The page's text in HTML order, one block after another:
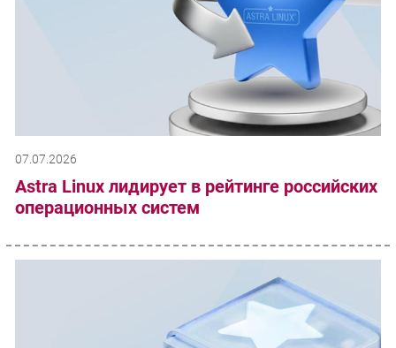
07.07.2026
Astra Linux лидирует в рейтинге российских
операционных систем